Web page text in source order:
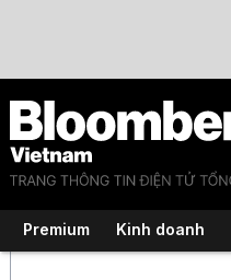
Premium Kinh doanh